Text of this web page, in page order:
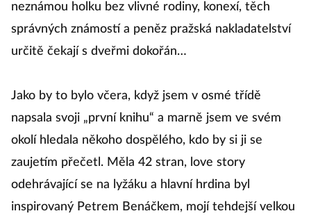
neznámou holku bez vlivné rodiny, konexí, těch
správných známostí a peněz pražská nakladatelství
určitě čekají s dveřmi dokořán…
Jako by to bylo včera, když jsem v osmé třídě
napsala svoji „první knihu“ a marně jsem ve svém
okolí hledala někoho dospělého, kdo by si ji se
zaujetím přečetl. Měla 42 stran, love story
odehrávající se na lyžáku a hlavní hrdina byl
inspirovaný Petrem Benáčkem, mojí tehdejší velkou